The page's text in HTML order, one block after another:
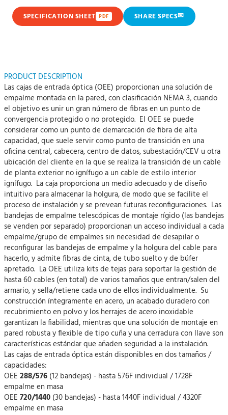
SPECIFICATION SHEET PDF SHARE SPECS✉
PRODUCT DESCRIPTION
Las cajas de entrada óptica (OEE) proporcionan una solución de
empalme montada en la pared, con clasificación NEMA 3, cuando
el objetivo es unir un gran número de fibras en un punto de
convergencia protegido o no protegido. El OEE se puede
considerar como un punto de demarcación de fibra de alta
capacidad, que suele servir como punto de transición en una
oficina central, cabecera, centro de datos, subestación/CEV u otra
ubicación del cliente en la que se realiza la transición de un cable
de planta exterior no ignífugo a un cable de estilo interior
ignífugo. La caja proporciona un medio adecuado y de diseño
intuitivo para almacenar la holgura, de modo que se facilite el
proceso de instalación y se prevean futuras reconfiguraciones. Las
bandejas de empalme telescópicas de montaje rígido (las bandejas
se venden por separado) proporcionan un acceso individual a cada
empalme/grupo de empalmes sin necesidad de desapilar o
reconfigurar las bandejas de empalme y la holgura del cable para
hacerlo, y admite fibras de cinta, de tubo suelto y de búfer
apretado. La OEE utiliza kits de tejas para soportar la gestión de
hasta 60 cables (en total) de varios tamaños que entran/salen del
armario, y sella/retiene cada uno de ellos individualmente. Su
construcción íntegramente en acero, un acabado duradero con
recubrimiento en polvo y los herrajes de acero inoxidable
garantizan la fiabilidad, mientras que una solución de montaje en
pared robusta y flexible de tipo cuña y una cerradura con llave son
características estándar que añaden seguridad a la instalación.
Las cajas de entrada óptica están disponibles en dos tamaños /
capacidades:
OEE 288/576 (12 bandejas) - hasta 576F individual / 1728F
empalme en masa
OEE 720/1440 (30 bandejas) - hasta 1440F individual / 4320F
empalme en masa